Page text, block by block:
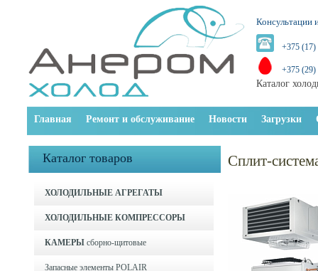
Консультации
+375 (17)
+375 (29)
Каталог
Главная Ремонт и обслуживание Новости Загрузки
Каталог товаров
ХОЛОДИЛЬНЫЕ АГРЕГАТЫ
ХОЛОДИЛЬНЫЕ КОМПРЕССОРЫ
КАМЕРЫ сборно-щитовые
Запасные элементы POLAIR
Сплит-